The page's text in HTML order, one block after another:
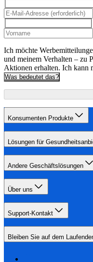
Ich möchte
und meinem Verhalten – zu
Aktionen erhalten. Ich kann
Was bedeutet das?
Konsumenten Produkte
Lösungen für
Andere Geschäftslösungen
Über uns
Support-Kontakt
Bleiben Sie auf dem